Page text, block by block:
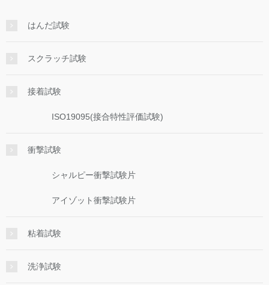
はんだ試験
スクラッチ試験
接着試験
ISO19095(接合特性評価試験)
衝撃試験
シャルピー衝撃試験片
アイゾット衝撃試験片
粘着試験
洗浄試験